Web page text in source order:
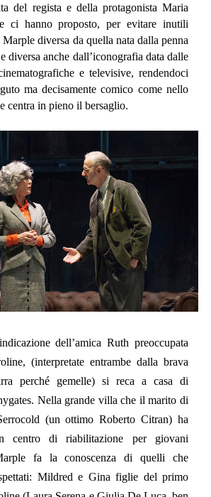
del regista e della protagonista Maria
ci hanno proposto, per evitare inutili
diversa da quella nata dalla penna
diversa anche dall’iconografia data dalle
e televisive, rendendoci
ma decisamente comico come nello
centra in pieno il bersaglio.
dell’amica Ruth preoccupata
(interpretate entrambe dalla brava
perché gemelle) si reca a casa di
Nella grande villa che il marito di
(un ottimo Roberto Citran) ha
centro di riabilitazione per giovani
fa la conoscenza di quelli che
Mildred e Gina figlie del primo